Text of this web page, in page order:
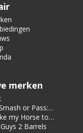
merken
or Pass:
my Horse to
Room2 Barrels